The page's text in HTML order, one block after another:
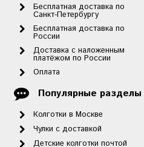
Бесплатная доставка по
Санкт-Петербургу
Бесплатная доставка по
России
Доставка с наложенным
платёжом по России
Оплата
Популярные разделы
Колготки в Москве
Чулки с доставкой
Детские колготки почтой